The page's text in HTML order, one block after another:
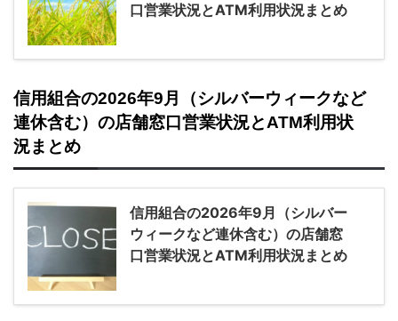
口営業状況とATM利用状況まとめ
信用組合の2026年9月（シルバーウィークなど
連休含む）の店舗窓口営業状況とATM利用状
況まとめ
信用組合の2026年9月（シルバー
ウィークなど連休含む）の店舗窓
口営業状況とATM利用状況まとめ